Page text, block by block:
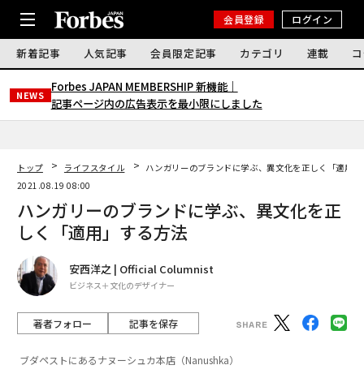
会員登録 ログイン
新着記事 人気記事 会員限定記事 カテゴリ 連載
NEWS
Forbes JAPAN MEMBERSHIP 新機能｜
記事ページ内の広告表示を最小限にしました
トップ ライフスタイル
ハンガリーのブランドに学ぶ、異文化を正しく「適用
2021.08.19 08:00
ハンガリーのブランドに学ぶ、異文化を正
しく「適用」する方法
安西洋之 | Official Columnist
ビジネス＋文化のデザイナー
著者フォロー 記事を保存
ブダペストにあるナヌーシュカ本店（Nanushka）